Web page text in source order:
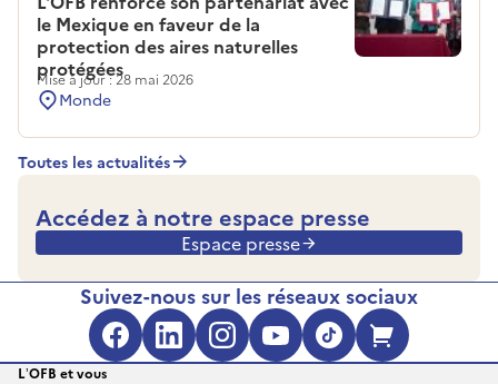
le Mexique en faveur de la
protection des aires naturelles
protégées
Mise à jour : 28 mai 2026
Monde
Toutes les actualités
Accédez à notre espace presse
Espace presse
Suivez-nous sur les réseaux sociaux
Facebook (s'ouvre dans une
LinkedIn (s'ouvre dans
Instagram (s'ouvre
YouTube
TikTok
L’OFB et vous